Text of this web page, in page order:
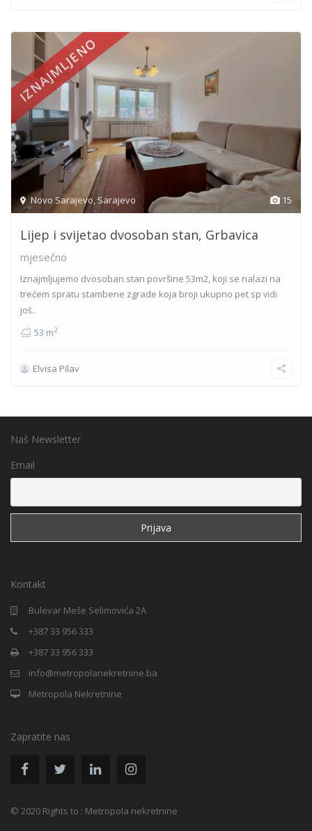
15
Novo Sarajevo,Sarajevo
IZNAJMLJENO
Lijep i svijetao dvosoban stan, Grbavica
mjesečno
Iznajmljujemo dvosoban stan površine 53m2, koji se nalazi na
trećem spratu stambene zgrade koja broji ukupno pet sp vidi
još..
53 m2
Elvisa Pilav
Naš Newsletter
Email
Kontakt
Bulevar Meše Selimovića 2A
+387 33 956 333
+387 33 956 333
info@metropolanekretnine.ba
Metropola Nekretnine
Zapratite nas
© 2020 Rights to : Metropola nekretnine